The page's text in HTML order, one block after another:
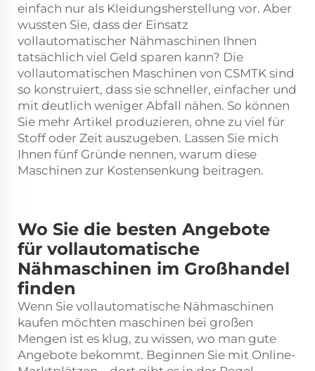
einfach nur als Kleidungsherstellung vor. Aber
wussten Sie, dass der Einsatz
vollautomatischer Nähmaschinen Ihnen
tatsächlich viel Geld sparen kann? Die
vollautomatischen Maschinen von CSMTK sind
so konstruiert, dass sie schneller, einfacher und
mit deutlich weniger Abfall nähen. So können
Sie mehr Artikel produzieren, ohne zu viel für
Stoff oder Zeit auszugeben. Lassen Sie mich
Ihnen fünf Gründe nennen, warum diese
Maschinen zur Kostensenkung beitragen.
Wo Sie die besten Angebote
für vollautomatische
Nähmaschinen im Großhandel
finden
Wenn Sie vollautomatische Nähmaschinen
kaufen möchten maschinen bei großen
Mengen ist es klug, zu wissen, wo man gute
Angebote bekommt. Beginnen Sie mit Online-